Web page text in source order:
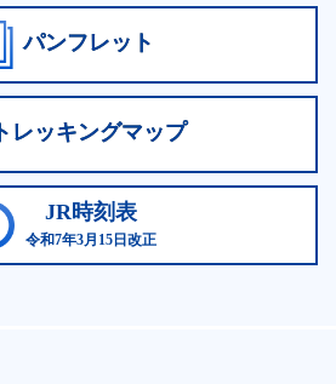
パンフレット
トレッキングマップ
JR時刻表
令和7年3月15日改正